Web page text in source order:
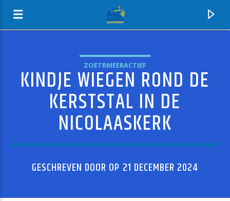
MZ-RADIO
ZOETRMEERACTIEF
KINDJE WIEGEN ROND DE
KERSTSTAL IN DE
NICOLAASKERK
GESCHREVEN DOOR OP 21 DECEMBER 2024